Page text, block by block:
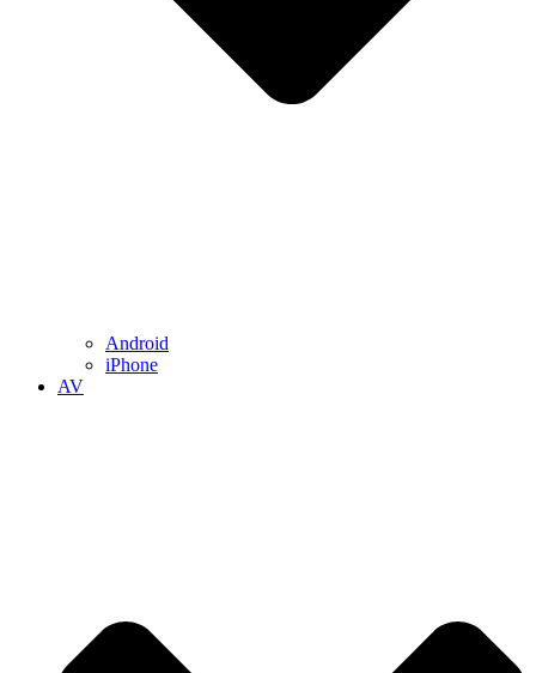
Android
iPhone
AV